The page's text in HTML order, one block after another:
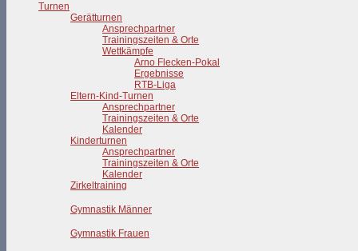
Turnen
Gerätturnen
Ansprechpartner
Trainingszeiten & Orte
Wettkämpfe
Arno Flecken-Pokal
Ergebnisse
RTB-Liga
Eltern-Kind-Turnen
Ansprechpartner
Trainingszeiten & Orte
Kalender
Kinderturnen
Ansprechpartner
Trainingszeiten & Orte
Kalender
Zirkeltraining
Gymnastik Männer
Gymnastik Frauen